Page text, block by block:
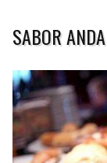
SABOR